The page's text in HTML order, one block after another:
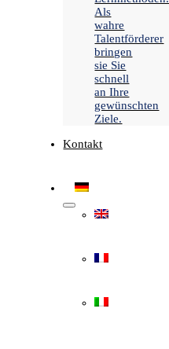
Als
wahre
Talentförderer
bringen
sie Sie
schnell
an Ihre
gewünschten
Ziele.
Kontakt